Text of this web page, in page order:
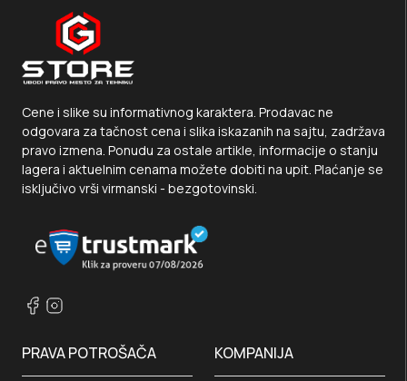
Cene i slike su informativnog karaktera. Prodavac ne
odgovara za tačnost cena i slika iskazanih na sajtu, zadržava
pravo izmena. Ponudu za ostale artikle, informacije o stanju
lagera i aktuelnim cenama možete dobiti na upit. Plaćanje se
isključivo vrši virmanski - bezgotovinski.
PRAVA POTROŠAČA KOMPANIJA